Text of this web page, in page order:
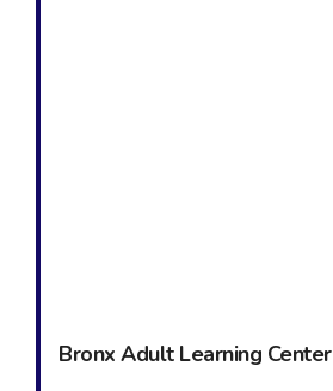
Bronx Adult Learning Center